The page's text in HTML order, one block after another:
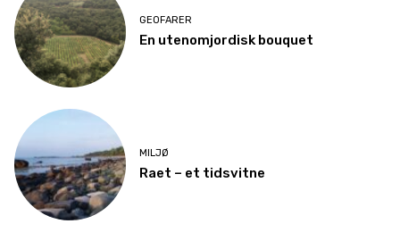
GEOFARER
En utenomjordisk bouquet
MILJØ
Raet – et tidsvitne